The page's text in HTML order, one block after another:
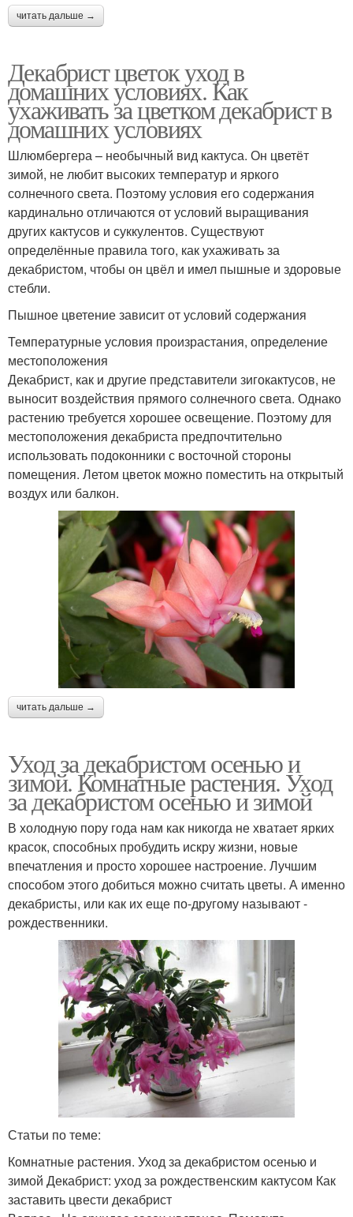
читать дальше →
Декабрист цветок уход в
домашних условиях. Как
ухаживать за цветком декабрист в
домашних условиях
Шлюмбергера – необычный вид кактуса. Он цветёт
зимой, не любит высоких температур и яркого
солнечного света. Поэтому условия его содержания
кардинально отличаются от условий выращивания
других кактусов и суккулентов. Существуют
определённые правила того, как ухаживать за
декабристом, чтобы он цвёл и имел пышные и здоровые
стебли.
Пышное цветение зависит от условий содержания
Температурные условия произрастания, определение
местоположения
Декабрист, как и другие представители зигокактусов, не
выносит воздействия прямого солнечного света. Однако
растению требуется хорошее освещение. Поэтому для
местоположения декабриста предпочтительно
использовать подоконники с восточной стороны
помещения. Летом цветок можно поместить на открытый
воздух или балкон.
читать дальше →
Уход за декабристом осенью и
зимой. Комнатные растения. Уход
за декабристом осенью и зимой
В холодную пору года нам как никогда не хватает ярких
красок, способных пробудить искру жизни, новые
впечатления и просто хорошее настроение. Лучшим
способом этого добиться можно считать цветы. А именно
декабристы, или как их еще по-другому называют -
рождественники.
Статьи по теме:
Комнатные растения. Уход за декабристом осенью и
зимой Декабрист: уход за рождественским кактусом Как
заставить цвести декабрист